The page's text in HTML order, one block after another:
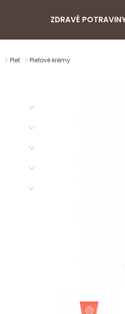
ZDRAVÉ
Pleť Pleťové krémy